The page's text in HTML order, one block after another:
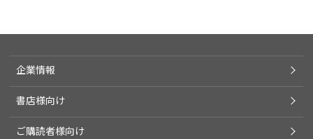
企業情報
書店様向け
ご購読者様向け